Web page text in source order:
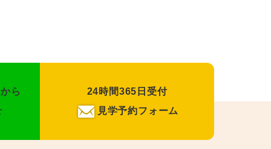
ら
24時間365日受付
見学予約フォーム